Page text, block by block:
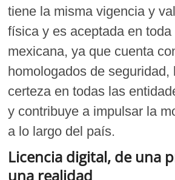
tiene la misma vigencia y
física y es aceptada en
mexicana, ya que cuenta
homologados de seguridad,
certeza en todas las
y contribuye a impulsar la
a lo largo del país.
Licencia digital, de una
una realidad